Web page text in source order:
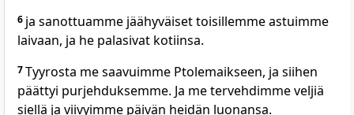
6 ja sanottuamme jäähyväiset toisillemme astuimme
laivaan, ja he palasivat kotiinsa.
7Tyyrosta me saavuimme Ptolemaikseen, ja siihen
päättyi purjehduksemme. Ja me tervehdimme veljiä
siellä ja viivyimme päivän heidän luonansa.